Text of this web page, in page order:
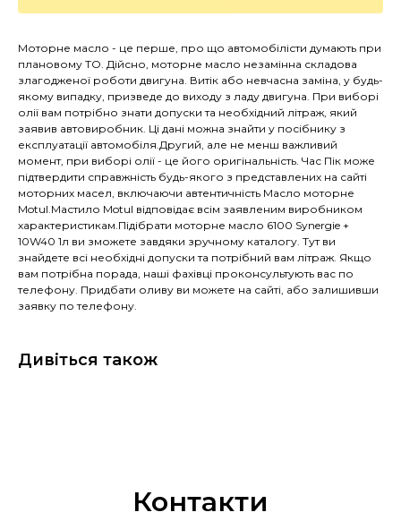
Моторне масло - це перше, про що автомобілісти думають при
плановому ТО. Дійсно, моторне масло незамінна складова
злагодженої роботи двигуна. Витік або невчасна заміна, у будь-
якому випадку, призведе до виходу з ладу двигуна. При виборі
олії вам потрібно знати допуски та необхідний літраж, який
заявив автовиробник. Ці дані можна знайти у посібнику з
експлуатації автомобіля.Другий, але не менш важливий
момент, при виборі олії - це його оригінальність. Час Пік може
підтвердити справжність будь-якого з представлених на сайті
моторних масел, включаючи автентичність Масло моторне
Motul.Мастило Motul відповідає всім заявленим виробником
характеристикам.Підібрати моторне масло 6100 Synergie +
10W40 1л ви зможете завдяки зручному каталогу. Тут ви
знайдете всі необхідні допуски та потрібний вам літраж. Якщо
вам потрібна порада, наші фахівці проконсультують вас по
телефону. Придбати оливу ви можете на сайті, або залишивши
заявку по телефону.
Дивіться також
Контакти